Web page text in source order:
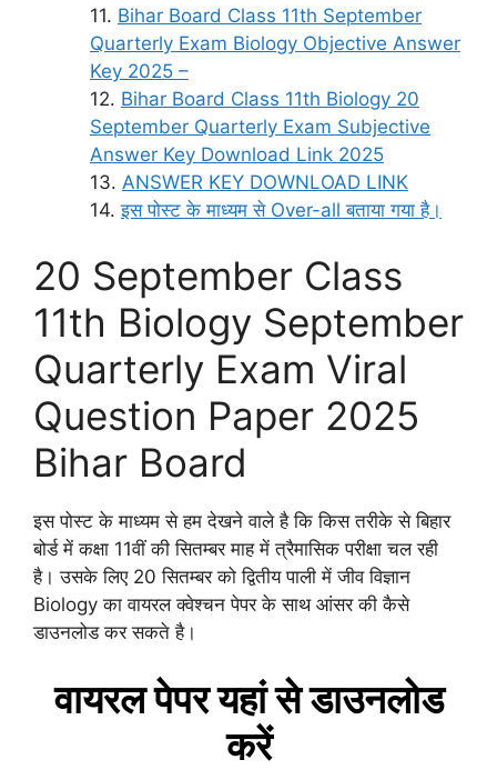
Bihar Board Class 11th September
Quarterly Exam Biology Objective Answer
Key 2025 –
Bihar Board Class 11th Biology 20
September Quarterly Exam Subjective
Answer Key Download Link 2025
ANSWER KEY DOWNLOAD LINK
इस पोस्ट के माध्यम से Over-all बताया गया है।
20 September Class
11th Biology September
Quarterly Exam Viral
Question Paper 2025
Bihar Board
इस पोस्ट के माध्यम से हम देखने वाले है कि किस तरीके से बिहार
बोर्ड में कक्षा 11वीं की सितम्बर माह में त्रैमासिक परीक्षा चल रही
है। उसके लिए 20 सितम्बर को द्वितीय पाली में जीव विज्ञान
Biology का वायरल क्वेश्चन पेपर के साथ आंसर की कैसे
डाउनलोड कर सकते है।
वायरल पेपर यहां से डाउनलोड
करें